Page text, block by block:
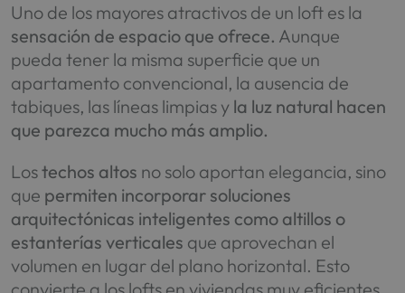
Uno de los mayores atractivos de un loft es la
sensación de espacio que ofrece. Aunque
pueda tener la misma superficie que un
apartamento convencional, la ausencia de
tabiques, las líneas limpias yla luz natural hacen
que parezca mucho más amplio.
Lostechos altos no solo aportan elegancia, sino
que permiten incorporar soluciones
arquitectónicas inteligentes como altillos o
estanterías verticales que aprovechan el
volumen en lugar del plano horizontal. Esto